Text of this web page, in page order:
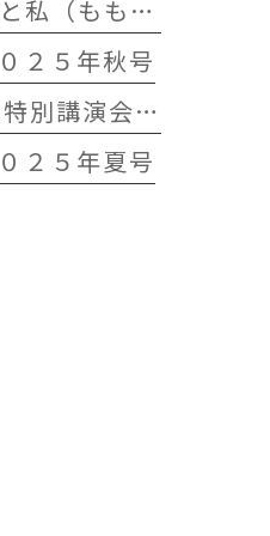
川島孝一郎先生と私（ももたろう往診クリニック開院15周年記念特別講演会）
２５年秋号
開業15周年記念特別講演会 開催します
２５年夏号